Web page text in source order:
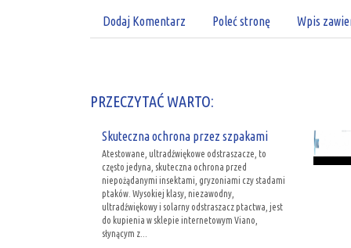
Dodaj Komentarz Poleć stronę Wpis
PRZECZYTAĆ WARTO:
Skuteczna ochrona przez szpakami
Atestowane, ultradźwiękowe odstraszacze, to
często jedyna, skuteczna ochrona przed
niepożądanymi insektami, gryzoniami czy stadami
ptaków. Wysokiej klasy, niezawodny,
ultradźwiękowy i solarny odstraszacz ptactwa, jest
do kupienia w sklepie internetowym Viano,
słynącym z...